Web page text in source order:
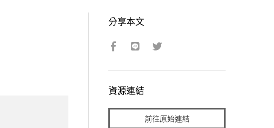
分享本文
資源連結
前往原始連結